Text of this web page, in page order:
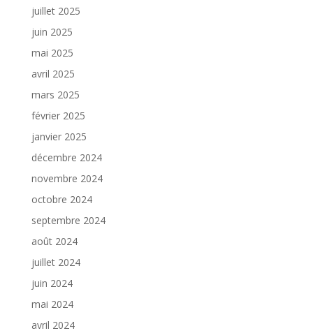
juillet 2025
juin 2025
mai 2025
avril 2025
mars 2025
février 2025
janvier 2025
décembre 2024
novembre 2024
octobre 2024
septembre 2024
août 2024
juillet 2024
juin 2024
mai 2024
avril 2024